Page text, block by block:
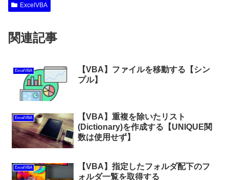
ExcelVBA
関連記事
ExcelVBA
【VBA】ファイルを移動する【シン
プル】
ExcelVBA
【VBA】重複を除いたリスト
(Dictionary)を作成する【UNIQUE関
数は使用せず】
ExcelVBA
【VBA】指定したフォルダ配下のフ
ォルダ一覧を取得する